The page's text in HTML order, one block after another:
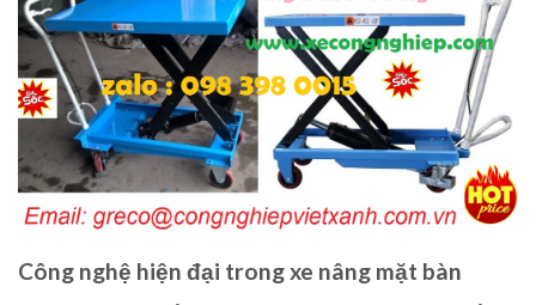
Công nghệ hiện đại trong xe nâng mặt bàn